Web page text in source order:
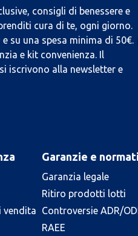
consigli di benessere e
cura di te, ogni giorno.
su una spesa minima di 50€.
e kit convenienza. Il
iscrivono alla newsletter e
vendita
Garanzie e
Garanzia legale
Ritiro prodotti lotti
Controversie ADR/
RAEE